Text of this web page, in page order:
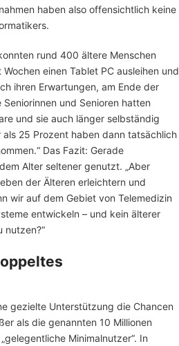
haben also offensichtlich keine
rund 400 ältere Menschen
einen Tablet PC ausleihen und
ihren Erwartungen, am Ende der
und Senioren hatten
und sie auch länger selbständig
als 25 Prozent haben dann tatsächlich
Das Fazit: Gerade
Alter seltener genutzt. „Aber
der Älteren erleichtern und
wir auf dem Gebiet von Telemedizin
entwickeln – und kein älterer
nutzen?“
gezielte Unterstützung die Chancen
als die genannten 10 Millionen
Minimalnutzer“. In